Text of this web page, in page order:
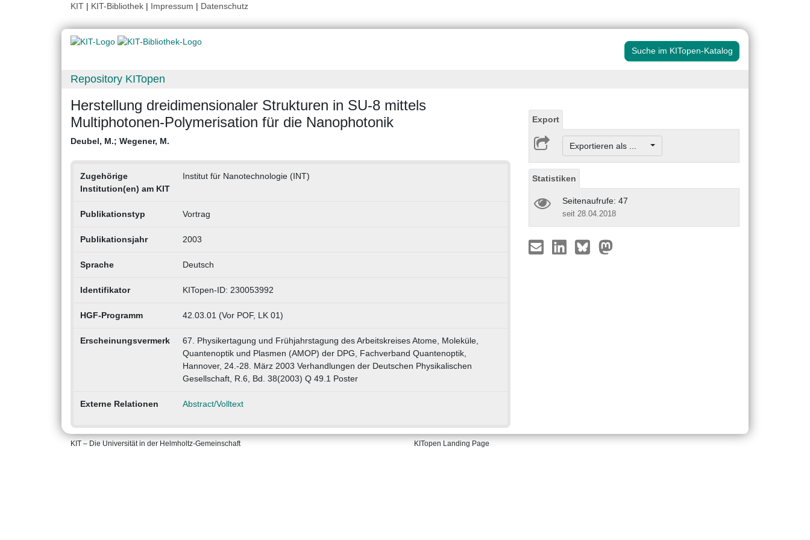
KIT | KIT-Bibliothek | Impressum | Datenschutz
Suche im KITopen-Katalog
Repository KITopen
Herstellung dreidimensionaler Strukturen in SU-8 mittels
Multiphotonen-Polymerisation für die Nanophotonik
Deubel, M.; Wegener, M.
Zugehörige
Institution(en) am KIT
Institut für Nanotechnologie (INT)
Publikationstyp Vortrag
Publikationsjahr 2003
Sprache Deutsch
Identifikator KITopen-ID: 230053992
HGF-Programm 42.03.01 (Vor POF, LK 01)
Erscheinungsvermerk
67. Physikertagung und Frühjahrstagung des Arbeitskreises Atome, Moleküle,
Quantenoptik und Plasmen (AMOP) der DPG, Fachverband Quantenoptik,
Hannover, 24.-28. März 2003 Verhandlungen der Deutschen Physikalischen
Gesellschaft, R.6, Bd. 38(2003) Q 49.1 Poster
Externe Relationen Abstract/Volltext
Export
Exportieren als ...
Statistiken
Seitenaufrufe: 47
seit 28.04.2018
KIT – Die Universität in der Helmholtz-Gemeinschaft KITopen Landing Page